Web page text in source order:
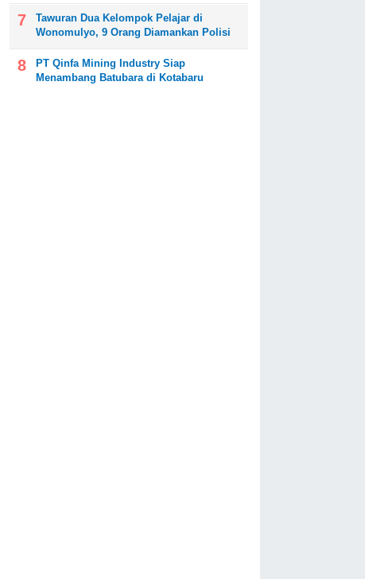
Tawuran Dua Kelompok Pelajar di
Wonomulyo, 9 Orang Diamankan Polisi
PT Qinfa Mining Industry Siap
Menambang Batubara di Kotabaru